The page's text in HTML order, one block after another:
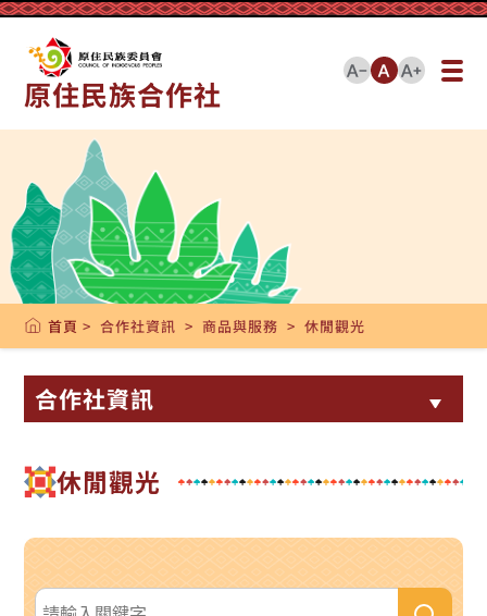
::: 跳到版頭內容
原住民族合作社
::: 跳到中央內容區塊
首頁 > 合作社資訊 > 商品與服務 > 休閒觀光
合作社資訊
休閒觀光
搜尋關鍵字